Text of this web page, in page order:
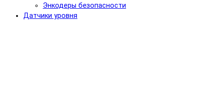
Энкодеры безопасности
Датчики уровня